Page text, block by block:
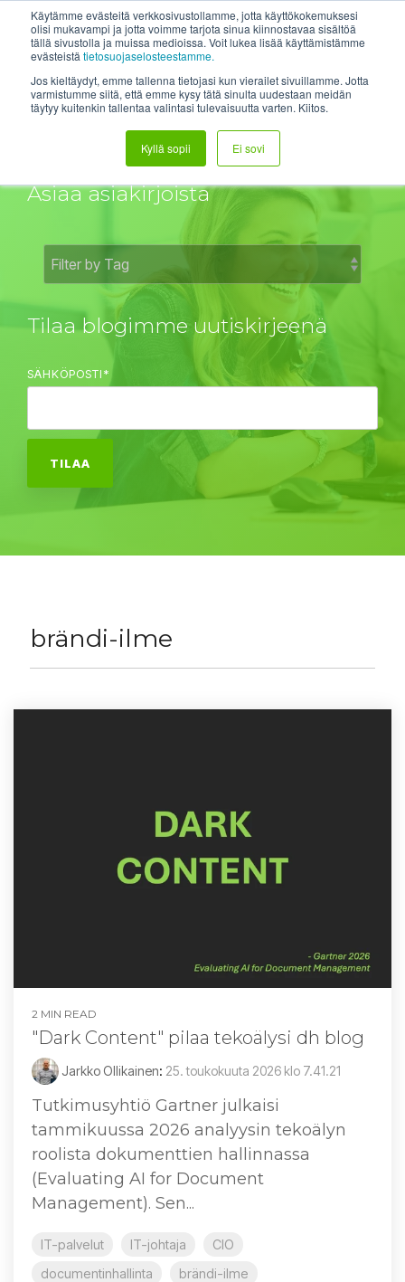
Käytämme evästeitä verkkosivustollamme, jotta käyttökokemuksesi
olisi mukavampi ja jotta voimme tarjota sinua kiinnostavaa sisältöä
tällä sivustolla ja muissa medioissa. Voit lukea lisää käyttämistämme
evästeistä tietosuojaselosteestamme.
Jos kieltäydyt, emme tallenna tietojasi kun vierailet sivuillamme. Jotta
varmistumme siitä, että emme kysy tätä sinulta uudestaan meidän
täytyy kuitenkin tallentaa valintasi tulevaisuutta varten. Kiitos.
Kyllä sopii Ei sovi
main
content.
System status Help Center Login Etätuki
DH:n Blogit
Asiaa asiakirjoista
Tilaa blogimme uutiskirjeenä
SÄHKÖPOSTI*
brändi-ilme
2 MIN READ
"Dark Content" pilaa tekoälysi dh blog
Jarkko Ollikainen: 25. toukokuuta 2026 klo 7.41.21
Tutkimusyhtiö Gartner julkaisi
tammikuussa 2026 analyysin tekoälyn
roolista dokumenttien hallinnassa
(Evaluating AI for Document
Management). Sen...
IT-palvelut IT-johtaja
CIO
documentinhallinta
brändi-ilme